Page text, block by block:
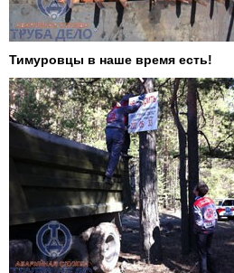
Тимуровцы в наше время есть!